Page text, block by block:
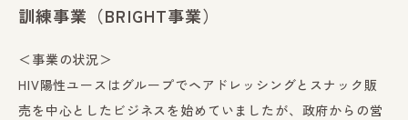
訓練事業（BRIGHT事業）
＜事業の状況＞
HIV陽性ユースはグループでヘアドレッシングとスナック販
売を中心としたビジネスを始めていましたが、政府からの営